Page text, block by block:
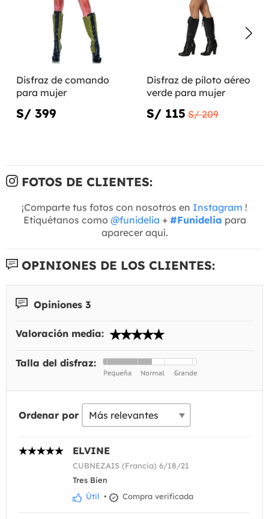
Disfraz de comando
para mujer
S/ 399
Disfraz de piloto aéreo
verde para mujer
S/ 115 S/ 209
FOTOS DE CLIENTES:
¡Comparte tus fotos con nosotros en Instagram !
Etiquétanos como @funidelia + #Funidelia para
aparecer aquí.
OPINIONES DE LOS CLIENTES:
Opiniones 3
Valoración media:
Talla del disfraz:
Ordenar por
ELVINE
CUBNEZAIS (Francia) 6/18/21
Tres Bien
Útil • Compra verificada